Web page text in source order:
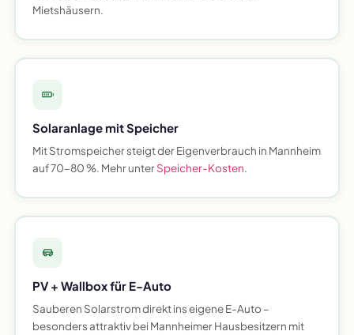
Mietshäusern.
Solaranlage mit Speicher
Mit Stromspeicher steigt der Eigenverbrauch in Mannheim
auf 70–80 %. Mehr unterSpeicher-Kosten.
PV + Wallbox für E-Auto
Sauberen Solarstrom direkt ins eigene E-Auto –
besonders attraktiv bei Mannheimer Hausbesitzern mit